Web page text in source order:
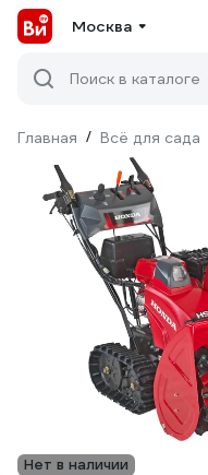
Москва
Поиск в каталоге
Главная / Всё для сада
Нет в наличии